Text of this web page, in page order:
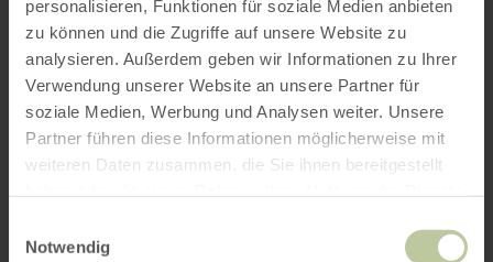
personalisieren, Funktionen für soziale Medien anbieten
zu können und die Zugriffe auf unsere Website zu
analysieren. Außerdem geben wir Informationen zu Ihrer
Verwendung unserer Website an unsere Partner für
soziale Medien, Werbung und Analysen weiter. Unsere
Partner führen diese Informationen möglicherweise mit
weiteren Daten zusammen, die Sie ihnen bereitgestellt
Notwendig